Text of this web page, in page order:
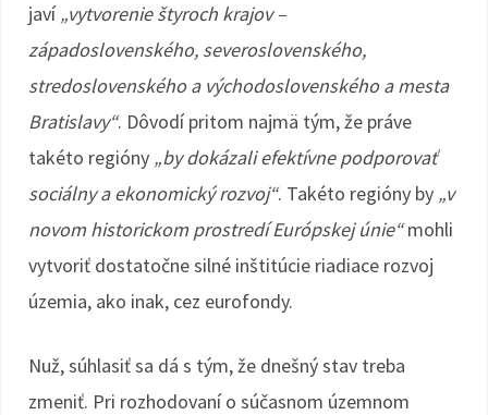
javí„vytvorenie štyroch krajov –
západoslovenského, severoslovenského,
stredoslovenského a východoslovenského a mesta
Bratislavy“. Dôvodí pritom najmä tým, že práve
takéto regióny „by dokázali efektívne podporovať
sociálny a ekonomický rozvoj“. Takéto regióny by „v
novom historickom prostredí Európskej únie“mohli
vytvoriť dostatočne silné inštitúcie riadiace rozvoj
územia, ako inak, cez eurofondy.
Nuž, súhlasiť sa dá s tým, že dnešný stav treba
zmeniť. Pri rozhodovaní o súčasnom územnom